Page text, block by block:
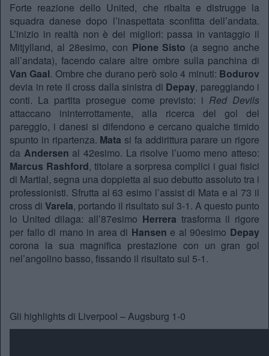
Forte reazione dello United, che ribalta e distrugge la
squadra danese dopo l’inaspettata sconfitta dell’andata.
L’inizio in realtà non è dei migliori: passa in vantaggio il
Mitjylland, al 28esimo, con Pione Sisto (a segno anche
all’andata), facendo calare altre ombre sulla panchina di
Van Gaal. Ombre che durano però solo 4 minuti: Bodurov
devia in rete il cross dalla sinistra di Depay, pareggiando i
conti. La partita prosegue come previsto: i Red Devils
attaccano ininterrottamente, alla ricerca del gol del
pareggio, i danesi si difendono e cercano qualche timido
spunto in ripartenza. Mata si fa addirittura parare un rigore
da Andersen al 42esimo. La risolve l’uomo meno atteso:
Marcus Rashford, titolare a sorpresa complici i guai fisici
di Martial, segna una doppietta al suo debutto assoluto tra i
professionisti. Sfrutta al 63 esimo l’assist di Mata e al 73 il
cross di Varela, portando il risultato sul 3-1. A questo punto
lo United dilaga: all’87esimo Herrera trasforma il rigore
per fallo di mano in area di Hansen e al 90esimo Depay
corona la sua magnifica prestazione con un gran gol
nel’angolino basso, fissando il risultato sul 5-1.
Gli highlights di Liverpool – Augsburg 1-0